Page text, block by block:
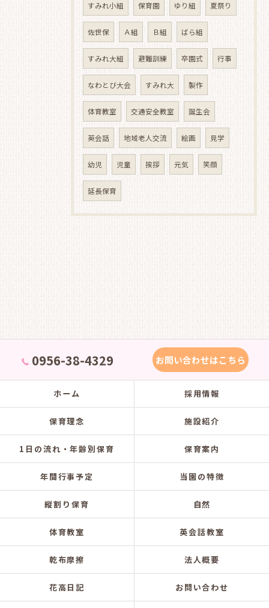
すみれ小組 保育園 ゆり組 夏祭り
佐世保 Ａ組 Ｂ組 ばら組
すみれ大組 避難訓練 卒園式 行事
なわとび大会 すみれ大 製作
体育教室 交通安全教室 誕生会
英会話 地域老人交流 絵画 見学
幼児 児童 挨拶 元気 笑顔
延長保育
0956-38-4329 お問い合わせはこちら
ホーム 採用情報
保育理念 施設紹介
1日の流れ・年齢別保育 保育案内
年間行事予定 当園の特徴
縦割り保育 自然
体育教室 英会話教室
乾布摩擦 法人概要
花高日記 お問い合わせ